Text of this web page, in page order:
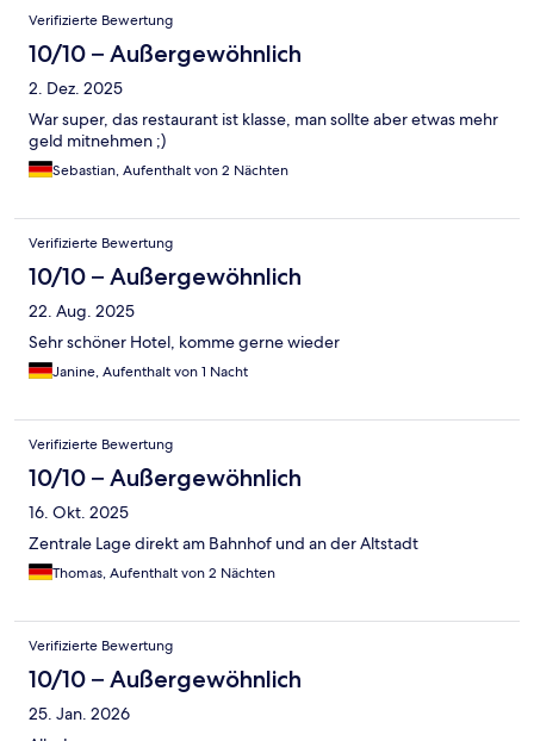
Verifizierte Bewertung
10/10 – Außergewöhnlich
2. Dez. 2025
War super, das restaurant ist klasse, man sollte aber etwas mehr
geld mitnehmen ;)
Sebastian, Aufenthalt von 2 Nächten
Verifizierte Bewertung
10/10 – Außergewöhnlich
22. Aug. 2025
Sehr schöner Hotel, komme gerne wieder
Janine, Aufenthalt von 1 Nacht
Verifizierte Bewertung
10/10 – Außergewöhnlich
16. Okt. 2025
Zentrale Lage direkt am Bahnhof und an der Altstadt
Thomas, Aufenthalt von 2 Nächten
Verifizierte Bewertung
10/10 – Außergewöhnlich
25. Jan. 2026